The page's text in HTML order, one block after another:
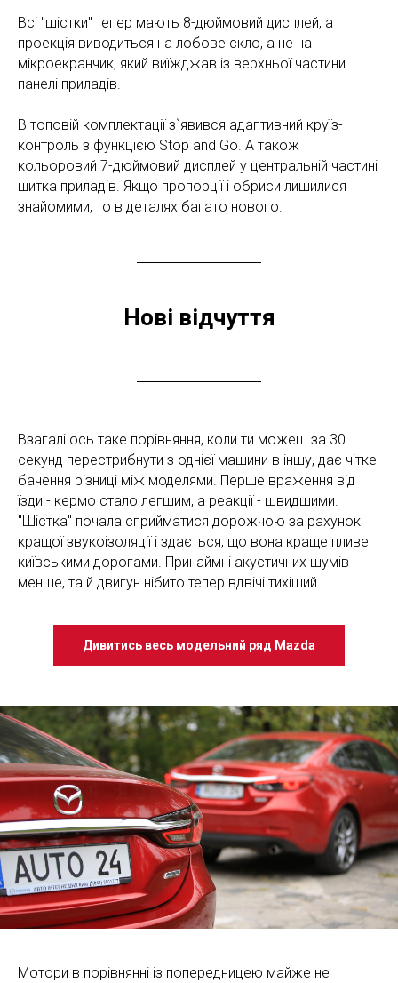
Всі "шістки" тепер мають 8-дюймовий дисплей, а
проекція виводиться на лобове скло, а не на
мікроекранчик, який виїжджав із верхньої частини
панелі приладів.
В топовій комплектації з`явився адаптивний круїз-
контроль з функцією Stop and Go. А також
кольоровий 7-дюймовий дисплей у центральній частині
щитка приладів. Якщо пропорції і обриси лишилися
знайомими, то в деталях багато нового.
Нові відчуття
Взагалі ось таке порівняння, коли ти можеш за 30
секунд перестрибнути з однієї машини в іншу, дає чітке
бачення різниці між моделями. Перше враження від
їзди - кермо стало легшим, а реакції - швидшими.
"Шістка" почала сприйматися дорожчою за рахунок
кращої звукоізоляції і здається, що вона краще пливе
київськими дорогами. Принаймні акустичних шумів
менше, та й двигун нібито тепер вдвічі тихіший.
Дивитись весь модельний ряд Mazda
Мотори в порівнянні із попередницею майже не